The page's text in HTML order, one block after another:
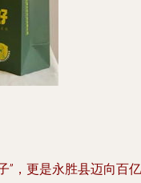
，更是永胜县迈向百